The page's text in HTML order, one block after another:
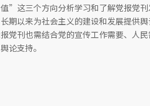
三个方向分析学习和了解党报党刊
期以来为社会主义的建设和发展提供
党刊也需结合党的宣传工作需要、人
论支持。